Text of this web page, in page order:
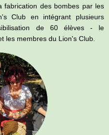
des bombes par les
Club en intégrant plusieurs
de 60 élèves - le
les membres du Lion's Club.